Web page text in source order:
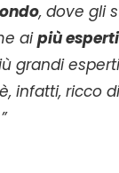
, dove gli
aipiù
grandi
infatti, ricco